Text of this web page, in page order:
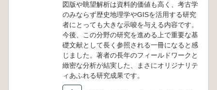
図版や眺望解析は資料的価値も高く、考古学
のみならず歴史地理学やGISを活用する研究
者にとっても大きな示唆を与える内容です。
今後、この分野の研究を進める上で重要な基
礎文献として長く参照される一冊になると感
じました。著者の長年のフィールドワークと
緻密な分析が結実した、まさにオリジナリテ
ィあふれる研究成果です。